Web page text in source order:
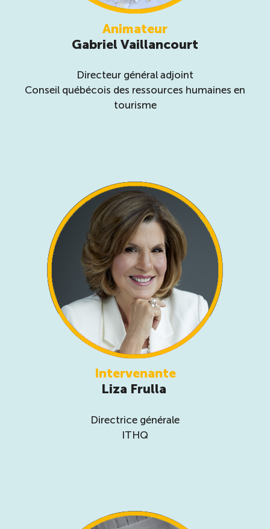
Animateur
Gabriel Vaillancourt
Directeur général adjoint
Conseil québécois des ressources humaines en
tourisme
Intervenante
Liza Frulla
Directrice générale
ITHQ